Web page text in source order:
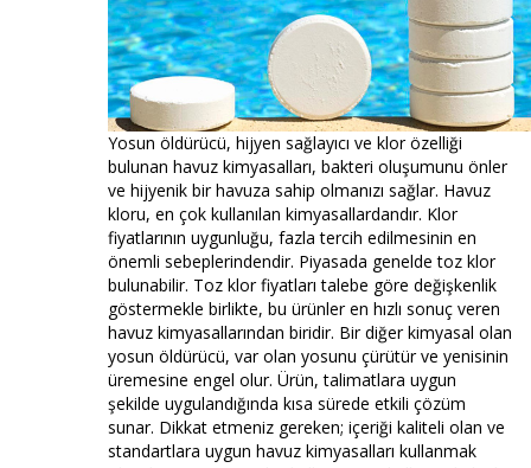
Yosun öldürücü, hijyen sağlayıcı ve klor özelliği
bulunan havuz kimyasalları, bakteri oluşumunu önler
ve hijyenik bir havuza sahip olmanızı sağlar. Havuz
kloru, en çok kullanılan kimyasallardandır. Klor
fiyatlarının uygunluğu, fazla tercih edilmesinin en
önemli sebeplerindendir. Piyasada genelde toz klor
bulunabilir. Toz klor fiyatları talebe göre değişkenlik
göstermekle birlikte, bu ürünler en hızlı sonuç veren
havuz kimyasallarından biridir. Bir diğer kimyasal olan
yosun öldürücü, var olan yosunu çürütür ve yenisinin
üremesine engel olur. Ürün, talimatlara uygun
şekilde uygulandığında kısa sürede etkili çözüm
sunar. Dikkat etmeniz gereken; içeriği kaliteli olan ve
standartlara uygun havuz kimyasalları kullanmak